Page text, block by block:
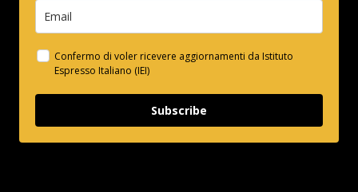
Confermo di voler ricevere aggiornamenti da Istituto
Espresso Italiano (IEI)
Subscribe